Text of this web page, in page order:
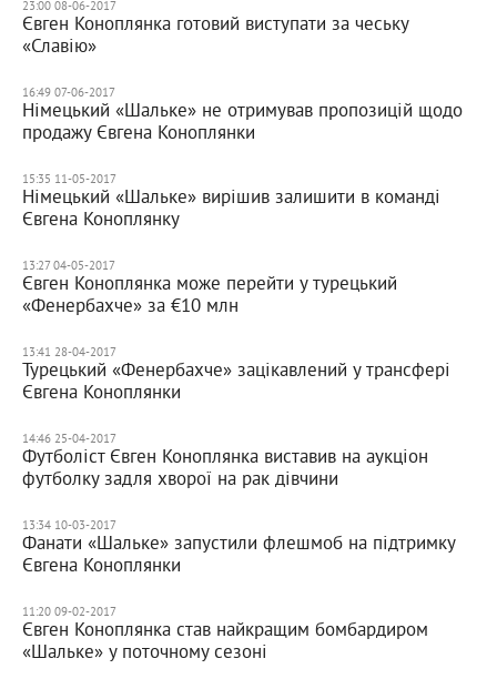
23:00 08-06-2017
Євген Коноплянка готовий виступати за чеську
«Славію»
16:49 07-06-2017
Німецький «Шальке» не отримував пропозицій щодо
продажу Євгена Коноплянки
15:35 11-05-2017
Німецький «Шальке» вирішив залишити в команді
Євгена Коноплянку
13:27 04-05-2017
Євген Коноплянка може перейти у турецький
«Фенербахче» за €10 млн
13:41 28-04-2017
Турецький «Фенербахче» зацікавлений у трансфері
Євгена Коноплянки
14:46 25-04-2017
Футболіст Євген Коноплянка виставив на аукціон
футболку задля хворої на рак дівчини
13:34 10-03-2017
Фанати «Шальке» запустили флешмоб на підтримку
Євгена Коноплянки
11:20 09-02-2017
Євген Коноплянка став найкращим бомбардиром
«Шальке» у поточному сезоні